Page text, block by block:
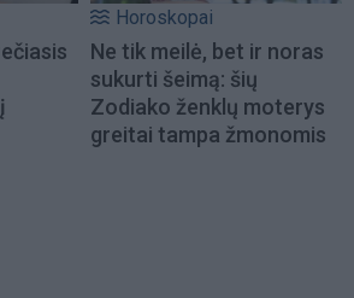
Horoskopai
Ne tik meilė, bet ir noras
sukurti šeimą: šių
Zodiako ženklų moterys
greitai tampa žmonomis